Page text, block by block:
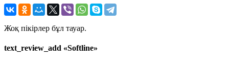
Жоқ пікірлер бұл тауар.
text_review_add «Softline»